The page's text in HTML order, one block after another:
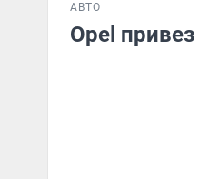
АВТО
Opel